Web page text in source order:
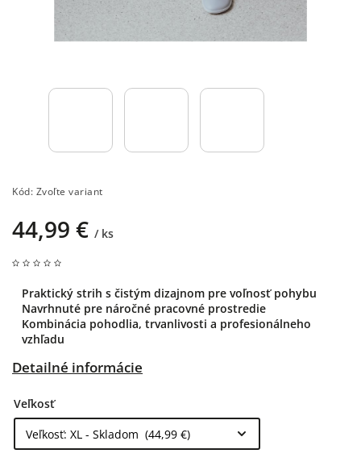
Kód: Zvoľte variant
44,99 € / ks
Praktický strih s čistým dizajnom pre voľnosť pohybu
Navrhnuté pre náročné pracovné prostredie
Kombinácia pohodlia, trvanlivosti a profesionálneho
vzhľadu
Detailné informácie
Veľkosť